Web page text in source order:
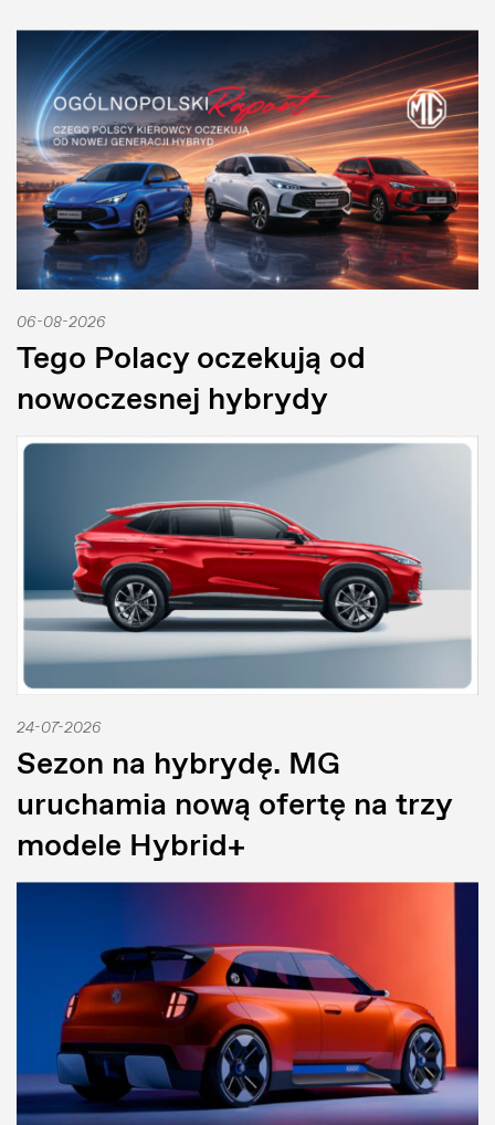
06-08-2026
Tego Polacy oczekują od
nowoczesnej hybrydy
24-07-2026
Sezon na hybrydę. MG
uruchamia nową ofertę na trzy
modele Hybrid+